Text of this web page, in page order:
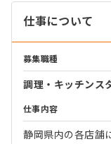
仕事について
募集職種
調理・キッチンス
仕事内容
静岡県内の各店舗